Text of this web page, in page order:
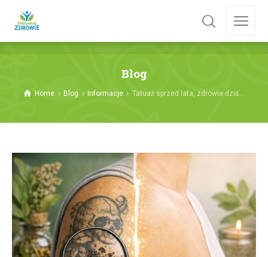
Blog
Home Blog Informacje Tatuaż sprzed lata, zdrowie dziś...